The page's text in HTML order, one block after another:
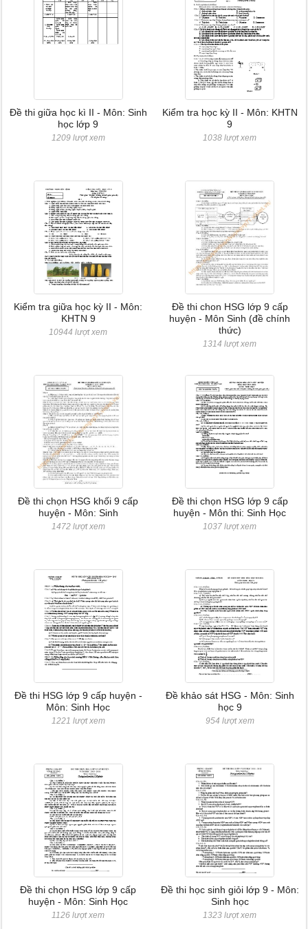
Đề thi giữa học kì II - Môn: Sinh
học lớp 9
1209 lượt xem
Kiểm tra học kỳ II - Môn: KHTN
9
1038 lượt xem
Kiểm tra giữa học kỳ II - Môn:
KHTN 9
10944 lượt xem
Đề thi chon HSG lớp 9 cấp
huyện - Môn Sinh (đề chính
thức)
1314 lượt xem
Đề thi chọn HSG khối 9 cấp
huyện - Môn: Sinh
1472 lượt xem
Đề thi chọn HSG lớp 9 cấp
huyện - Môn thi: Sinh Học
1037 lượt xem
Đề thi HSG lớp 9 cấp huyện -
Môn: Sinh Học
1221 lượt xem
Đề khảo sát HSG - Môn: Sinh
học 9
954 lượt xem
Đề thi chọn HSG lớp 9 cấp
huyện - Môn: Sinh Học
1126 lượt xem
Đề thi học sinh giỏi lớp 9 - Môn:
Sinh học
1323 lượt xem